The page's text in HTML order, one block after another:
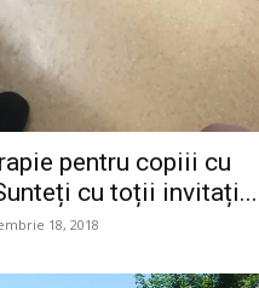
pentru copiii cu
cu toții invitați...
18, 2018